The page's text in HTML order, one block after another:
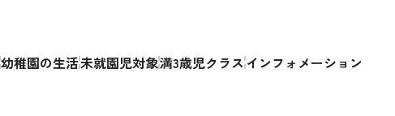
幼稚園の生活未就園児対象満3歳児クラス インフォメーション